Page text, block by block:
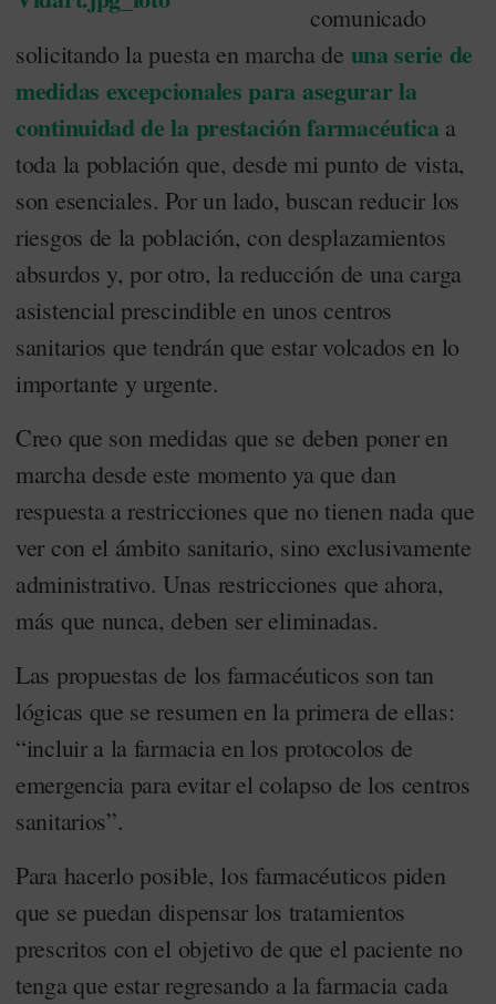
comunicado
solicitando la puesta en marcha de una serie de
medidas excepcionales para asegurar la
continuidad de la prestación farmacéuticaa
toda la población que, desde mi punto de vista,
son esenciales. Por un lado, buscan reducir los
riesgos de la población, con desplazamientos
absurdos y, por otro, la reducción de una carga
asistencial prescindible en unos centros
sanitarios que tendrán que estar volcados en lo
importante y urgente.
Creo que son medidas que se deben poner en
marcha desde este momento ya que dan
respuesta a restricciones que no tienen nada que
ver con el ámbito sanitario, sino exclusivamente
administrativo. Unas restricciones que ahora,
más que nunca, deben ser eliminadas.
Las propuestas de los farmacéuticos son tan
lógicas que se resumen en la primera de ellas:
“incluir a la farmacia en los protocolos de
emergencia para evitar el colapso de los centros
sanitarios”.
Para hacerlo posible, los farmacéuticos piden
que se puedan dispensar los tratamientos
prescritos con el objetivo de que el paciente no
tenga que estar regresando a la farmacia cada